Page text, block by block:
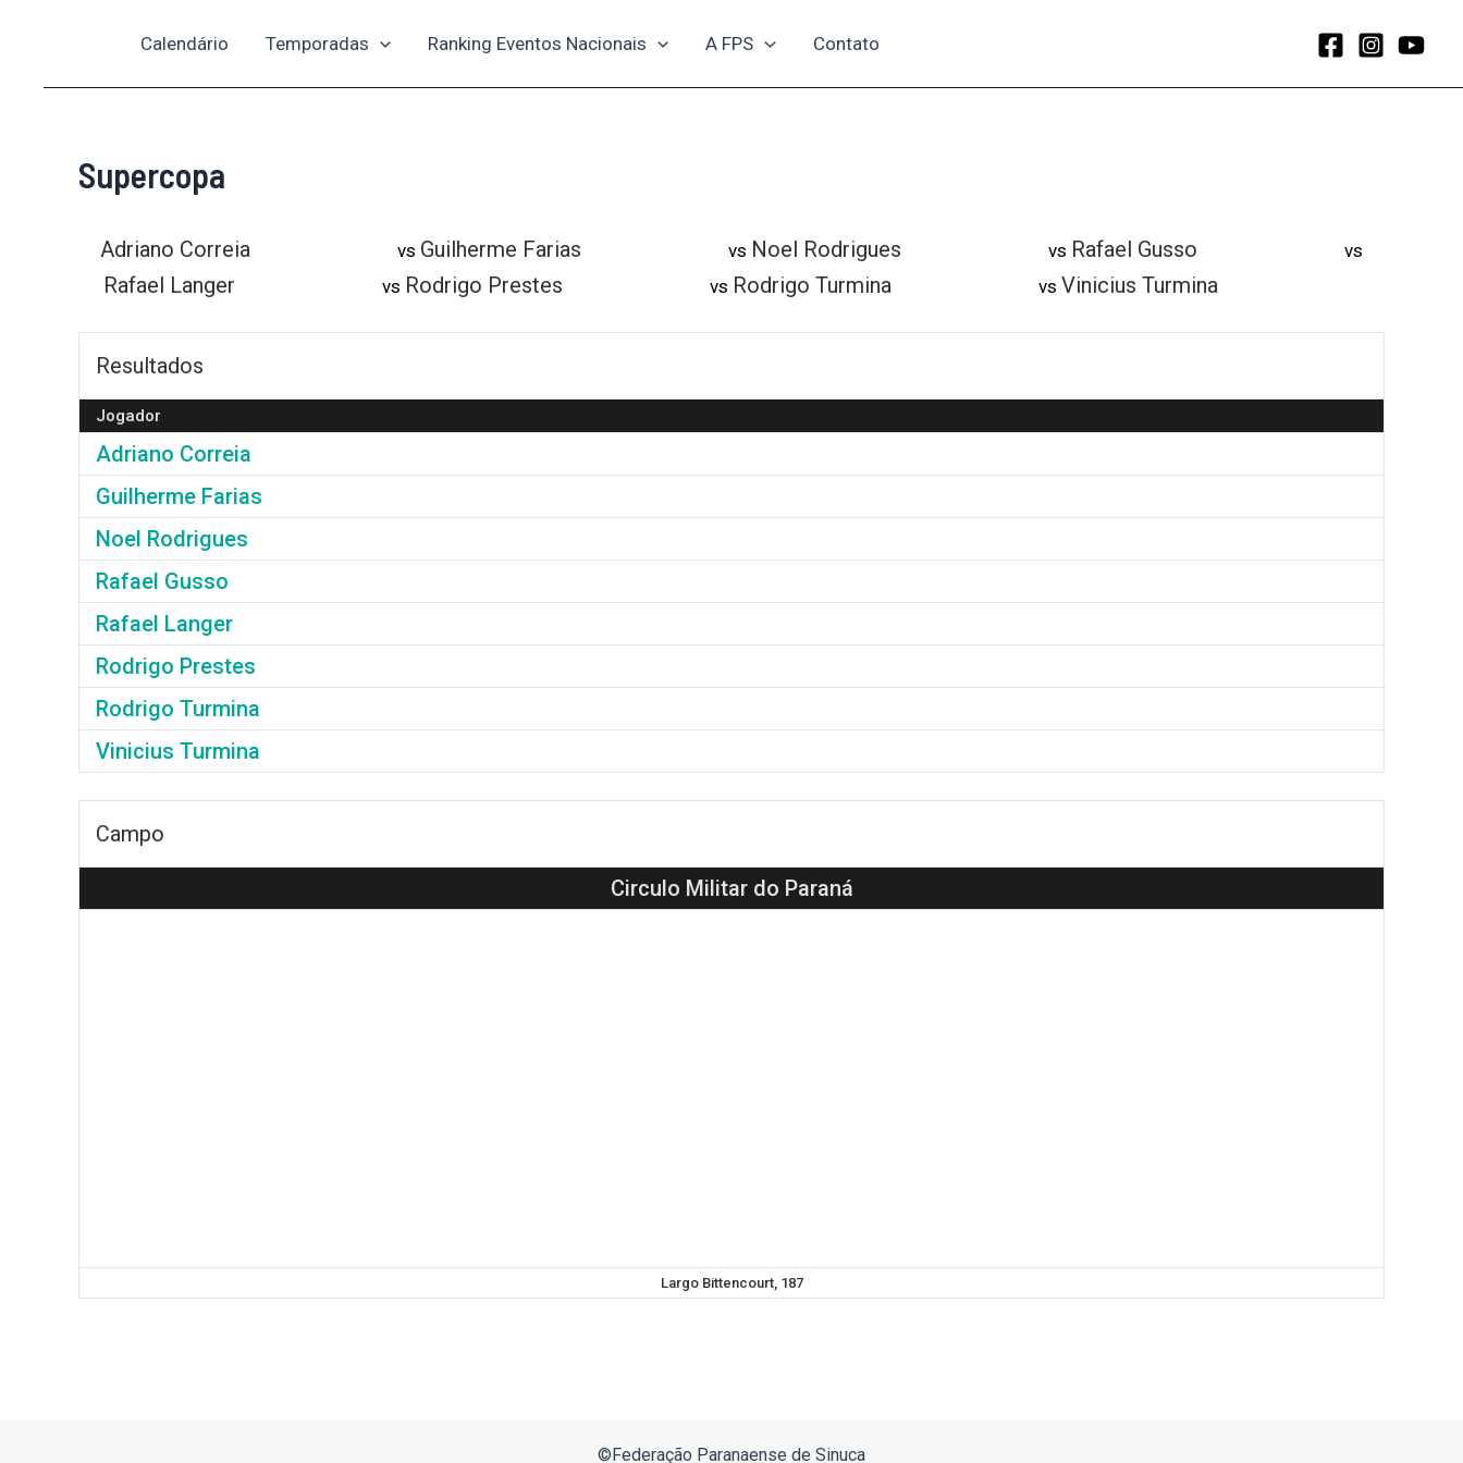
Calendário Temporadas Ranking Eventos Nacionais A FPS Contato
Supercopa
Adriano Correia vs Guilherme Farias vs Noel Rodrigues vs Rafael Gusso vs
Rafael Langer vs Rodrigo Prestes vs Rodrigo Turmina vs Vinicius Turmina
Resultados
Jogador
Adriano Correia
Guilherme Farias
Noel Rodrigues
Rafael Gusso
Rafael Langer
Rodrigo Prestes
Rodrigo Turmina
Vinicius Turmina
Campo
Circulo Militar do Paraná
Largo Bittencourt, 187
©Federação Paranaense de Sinuca